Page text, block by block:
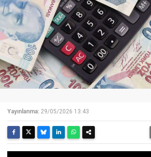
Yayınlanma: 29/05/2026 13:43